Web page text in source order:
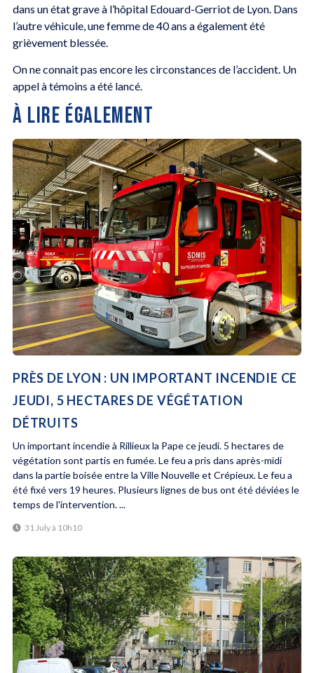
dans un état grave à l’hôpital Edouard-Gerriot de Lyon. Dans
l’autre véhicule, une femme de 40 ans a également été
grièvement blessée.
On ne connait pas encore les circonstances de l’accident. Un
appel à témoins a été lancé.
À LIRE ÉGALEMENT
PRÈS DE LYON : UN IMPORTANT INCENDIE CE
JEUDI, 5 HECTARES DE VÉGÉTATION
DÉTRUITS
Un important incendie à Rillieux la Pape ce jeudi. 5 hectares de
végétation sont partis en fumée. Le feu a pris dans après-midi
dans la partie boisée entre la Ville Nouvelle et Crépieux. Le feu a
été fixé vers 19 heures. Plusieurs lignes de bus ont été déviées le
temps de l'intervention. ...
31 July à 10h10